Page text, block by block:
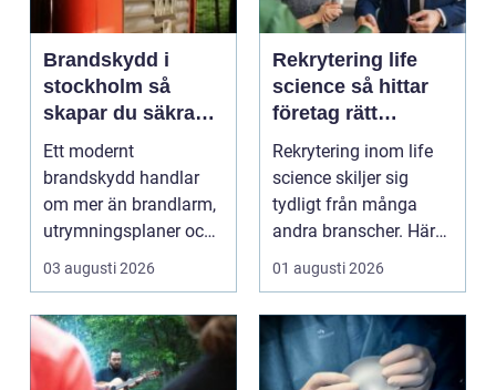
Brandskydd i
stockholm så
skapar du säkra
byggnader på
riktigt
Ett modernt
brandskydd handlar
om mer än brandlarm,
utrymningsplaner och
röda brandsläckare på
vägga...
03 augusti 2026
Rekrytering life
science så hittar
företag rätt
kompetens när
kraven är som
högst
Rekrytering inom life
science skiljer sig
tydligt från många
andra branscher. Här
påverkar varje bes...
01 augusti 2026